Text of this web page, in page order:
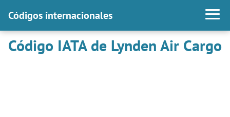
Códigos internacionales
Código IATA de Lynden Air Cargo